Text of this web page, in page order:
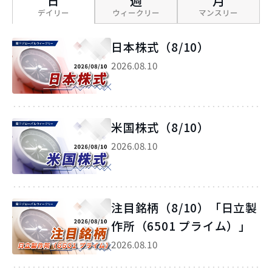
デイリー ウィークリー マンスリー
日本株式（8/10）
2026.08.10
米国株式（8/10）
2026.08.10
注目銘柄（8/10）「日立製
作所（6501 プライム）」
2026.08.10